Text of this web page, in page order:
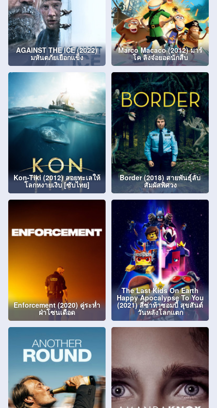
AGAINST THE ICE (2022)
มหันตภัยเยือกแข็ง
Marco Macaco (2012) มาร์
โค ลิงจ๋อยอดนักสืบ
Kon-Tiki (2012) ลอยทะเลให้
โลกหงายเงิบ [ซับไทย]
Border (2018) สายพันธุ์ลับ
สัมผัสพิศวง
Enforcement (2020) คู่ระห่ำ
ฝ่าโซนเดือด
The Last Kids On Earth
Happy Apocalypse To You
(2021) สี่ซ่าท้าซอมบี้ สุขสันต์
วันหลังโลกแตก